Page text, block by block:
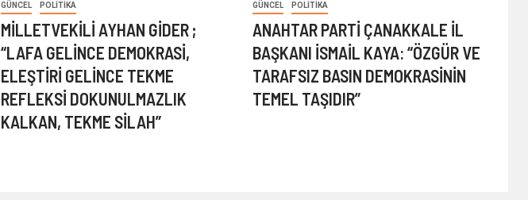
GÜNCEL POLITIKA
MİLLETVEKİLİ AYHAN GİDER ;
“LAFA GELİNCE DEMOKRASİ,
ELEŞTİRİ GELİNCE TEKME
REFLEKSİ DOKUNULMAZLIK
KALKAN, TEKME SİLAH”
GÜNCEL POLITIKA
ANAHTAR PARTİ ÇANAKKALE İL
BAŞKANI İSMAİL KAYA: “ÖZGÜR VE
TARAFSIZ BASIN DEMOKRASİNİN
TEMEL TAŞIDIR”